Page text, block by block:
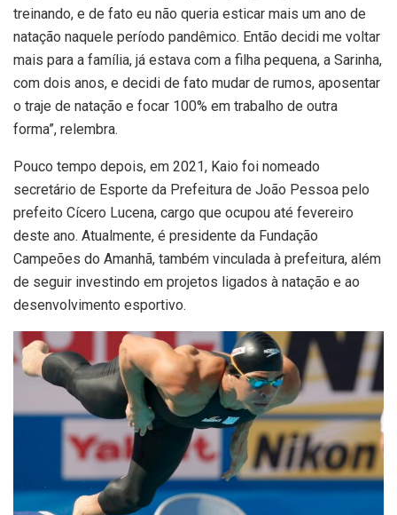
treinando, e de fato eu não queria esticar mais um ano de
natação naquele período pandêmico. Então decidi me voltar
mais para a família, já estava com a filha pequena, a Sarinha,
com dois anos, e decidi de fato mudar de rumos, aposentar
o traje de natação e focar 100% em trabalho de outra
forma”, relembra.
Pouco tempo depois, em 2021, Kaio foi nomeado
secretário de Esporte da Prefeitura de João Pessoa pelo
prefeito Cícero Lucena, cargo que ocupou até fevereiro
deste ano. Atualmente, é presidente da Fundação
Campeões do Amanhã, também vinculada à prefeitura, além
de seguir investindo em projetos ligados à natação e ao
desenvolvimento esportivo.